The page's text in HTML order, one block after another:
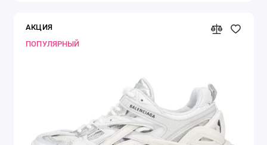
АКЦИЯ
ПОПУЛЯРНЫЙ